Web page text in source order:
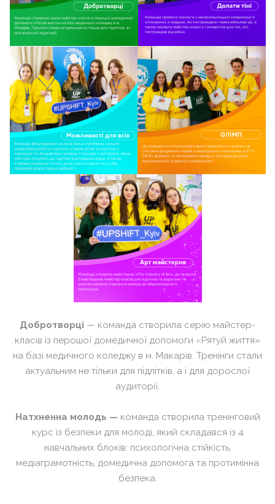
Добротворці — команда створила серію майстер-
класів із перошої домедичної допомоги «Рятуй життя»
на базі медичного коледжу в м. Макарів. Тренінги стали
актуальним не тільки для підлітків, а і для дорослої
аудиторії.
Натхненна молодь — команда створила тренінговий
курс із безпеки для молоді, який складався із 4
навчальних блоків: психологічна стійкість,
медіаграмотність, домедична допомога та протимінна
безпека.